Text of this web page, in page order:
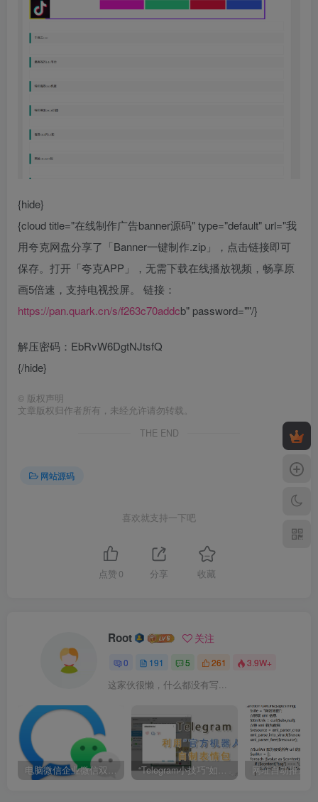
{hide}
{cloud title="在线制作广告banner源码" type="default" url="我
用夸克网盘分享了「Banner一键制作.zip」，点击链接即可
保存。打开「夸克APP」，无需下载在线播放视频，畅享原
画5倍速，支持电视投屏。 链接：
https://pan.quark.cn/s/f263c70addcb" password=""/}
解压密码：EbRvW6DgtNJtsfQ
{/hide}
© 版权声明
文章版权归作者所有，未经允许请勿转载。
THE END
网站源码
喜欢就支持一下吧
点赞 0 分享 收藏
Root 关注
0 191 5 261 3.9W+
这家伙很懒，什么都没有写...
电脑微信企业微信双开/多开方法(最简单粗暴的解决方案) “Telegram小技巧”如何利用官方机器人自制表情包